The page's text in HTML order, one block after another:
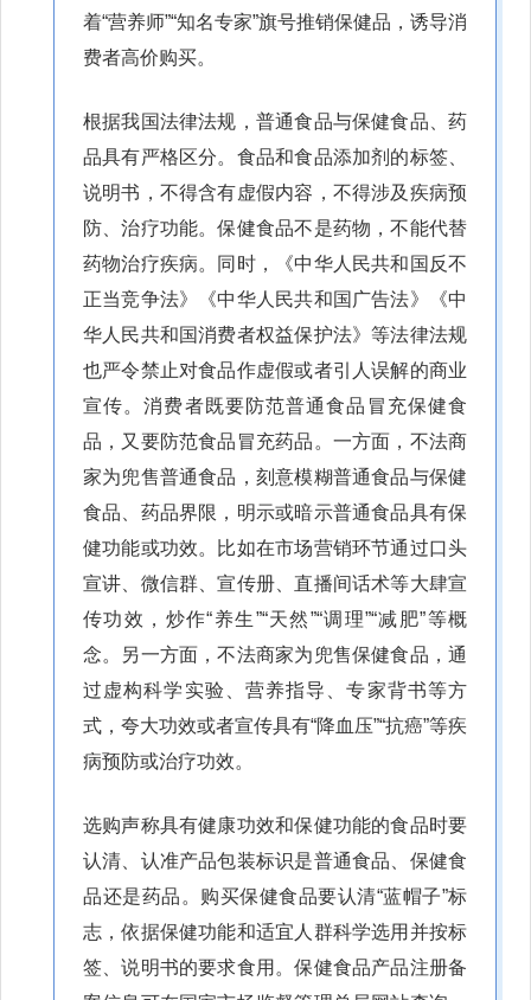
着“营养师”“知名专家”旗号推销保健品，诱导消
费者高价购买。
根据我国法律法规，普通食品与保健食品、药
品具有严格区分。食品和食品添加剂的标签、
说明书，不得含有虚假内容，不得涉及疾病预
防、治疗功能。保健食品不是药物，不能代替
药物治疗疾病。同时，《中华人民共和国反不
正当竞争法》《中华人民共和国广告法》《中
华人民共和国消费者权益保护法》等法律法规
也严令禁止对食品作虚假或者引人误解的商业
宣传。消费者既要防范普通食品冒充保健食
品，又要防范食品冒充药品。一方面，不法商
家为兜售普通食品，刻意模糊普通食品与保健
食品、药品界限，明示或暗示普通食品具有保
健功能或功效。比如在市场营销环节通过口头
宣讲、微信群、宣传册、直播间话术等大肆宣
传功效，炒作“养生”“天然”“调理”“减肥”等概
念。另一方面，不法商家为兜售保健食品，通
过虚构科学实验、营养指导、专家背书等方
式，夸大功效或者宣传具有“降血压”“抗癌”等疾
病预防或治疗功效。
选购声称具有健康功效和保健功能的食品时要
认清、认准产品包装标识是普通食品、保健食
品还是药品。购买保健食品要认清“蓝帽子”标
志，依据保健功能和适宜人群科学选用并按标
签、说明书的要求食用。保健食品产品注册备